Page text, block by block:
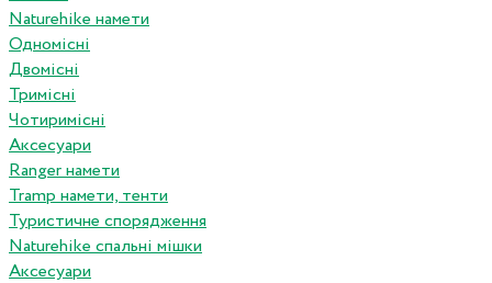
Naturehike намети
Одномісні
Двомісні
Тримісні
Чотиримісні
Аксесуари
Ranger намети
Tramp намети, тенти
Туристичне спорядження
Naturehike спальні мішки
Аксесуари